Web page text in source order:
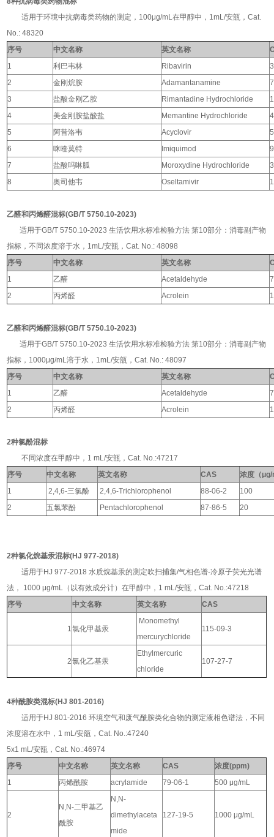
适用于环境中抗病毒类药物的测定，100μg/mL在甲醇中，1mL/安瓿，Cat.
No.: 48320
序号
中文名称 英文名称
1
利巴韦林 Ribavirin
2
金刚烷胺 Adamantanamine
3
盐酸金刚乙胺 Rimantadine Hydrochloride
4
美金刚胺盐酸盐 Memantine Hydrochloride
5
阿昔洛韦 Acyclovir
6
咪喹莫特 Imiquimod
7
盐酸吗啉胍 Moroxydine Hydrochloride
8
奥司他韦 Oseltamivir
乙醛和丙烯醛混标(GB/T 5750.10-2023)
适用于GB/T 5750.10-2023 生活饮用水标准检验方法 第10部分：消毒副产物
指标，不同浓度溶于水，1mL/安瓿，Cat. No.: 48098
序号
中文名称 英文名称
1
乙醛 Acetaldehyde
2
丙烯醛 Acrolein
乙醛和丙烯醛混标(GB/T 5750.10-2023)
适用于GB/T 5750.10-2023 生活饮用水标准检验方法 第10部分：消毒副产物
指标，1000μg/mL溶于水，1mL/安瓿，Cat. No.: 48097
序号
中文名称 英文名称
1
乙醛 Acetaldehyde
2
丙烯醛 Acrolein
2种氯酚混标
不同浓度在甲醇中，1 mL/安瓿，Cat. No.:47217
序号
中文名称 英文名称 CAS 浓度（
1
2,4,6-三氯酚 2,4,6-Trichlorophenol 88-06-2
100
2
五氯苯酚 Pentachlorophenol 87-86-5 20
2种氯化烷基汞混标(HJ 977-2018)
适用于HJ 977-2018 水质烷基汞的测定吹扫捕集/气相色谱-冷原子荧光光谱
法， 1000 μg/mL（以有效成分计）在甲醇中，1 mL/安瓿，Cat. No.:47218
序号
中文名称 英文名称 CAS
1 氯化甲基汞
Monomethyl
mercurychloride
115-09-3
2氯化乙基汞
Ethylmercuric
chloride
107-27-7
4种酰胺类混标(HJ 801-2016)
适用于HJ 801-2016 环境空气和废气酰胺类化合物的测定液相色谱法，不同
浓度溶在水中，1 mL/安瓿，Cat. No.:47240
5x1 mL/安瓿，Cat. No.:46974
序号
中文名称 英文名称 CAS
浓度(ppm)
1
丙烯酰胺 acrylamide 79-06-1 500 μg/mL
2
N,N-二甲基乙
酰胺
N,N-
dimethylaceta
mide
127-19-5 1000 μg/mL